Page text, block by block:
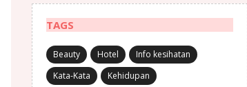
TAGS
Beauty Hotel
Info kesihatan
Kata-Kata
Kehidupan